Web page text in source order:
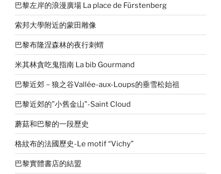
巴黎左岸的浪漫廣場 La place de Fürstenberg
索邦大學附近的蒙田雕像
巴黎布隆涅森林的夜行刺蝟
米其林貪吃鬼指南 La bib Gourmand
巴黎近郊－狼之谷Vallée-aux-Loups的垂雪松始祖
巴黎近郊的”小舊金山”-Saint Cloud
蘑菇和巴黎的一段歷史
格紋布的法國歷史-Le motif “Vichy”
巴黎實體書店的結盟